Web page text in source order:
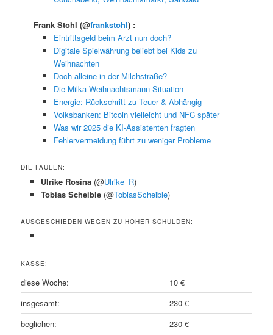
Frank Stohl(@frankstohl) :
Eintrittsgeld beim Arzt nun doch?
Digitale Spielwährung beliebt bei Kids zu
Weihnachten
Doch alleine in der Milchstraße?
Die Milka Weihnachtsmann-Situation
Energie: Rückschritt zu Teuer & Abhängig
Volksbanken: Bitcoin vielleicht und NFC später
Was wir 2025 die KI-Assistenten fragten
Fehlervermeidung führt zu weniger Probleme
DIE FAULEN:
Ulrike Rosina (@Ulrike_R)
Tobias Scheible (@TobiasScheible)
AUSGESCHIEDEN WEGEN ZU HOHER SCHULDEN:
KASSE:
diese Woche:
10 €
insgesamt:
230 €
beglichen:
230 €